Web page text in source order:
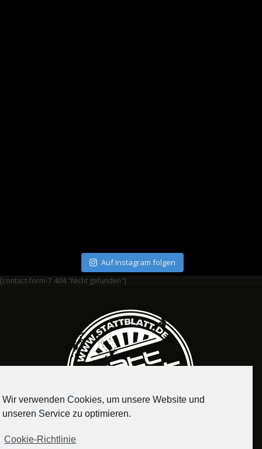
Auf Instagram folgen
[contact-form-7 404 "Nicht gefunden"]
Wir verwenden Cookies, um unsere Website und
unseren Service zu optimieren.
Cookie-Richtlinie